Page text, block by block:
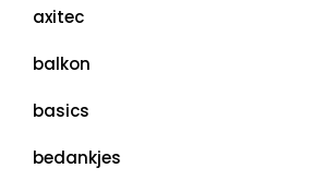
axitec
balkon
basics
bedankjes